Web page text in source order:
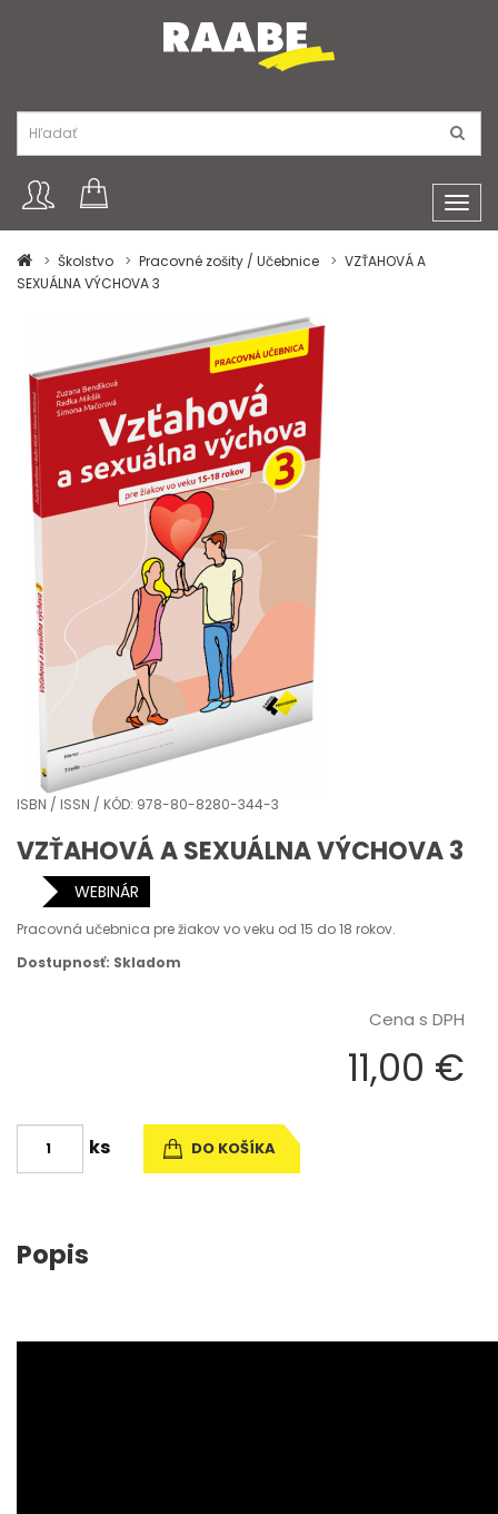
Školstvo
Pracovné zošity / Učebnice
VZŤAHOVÁ A
SEXUÁLNA VÝCHOVA 3
ISBN / ISSN / KÓD: 978-80-8280-344-3
VZŤAHOVÁ A SEXUÁLNA VÝCHOVA 3
WEBINÁR
Pracovná učebnica pre žiakov vo veku od 15 do 18 rokov.
Dostupnosť: Skladom
Cena s DPH
11,00 €
ks DO KOŠÍKA
Popis